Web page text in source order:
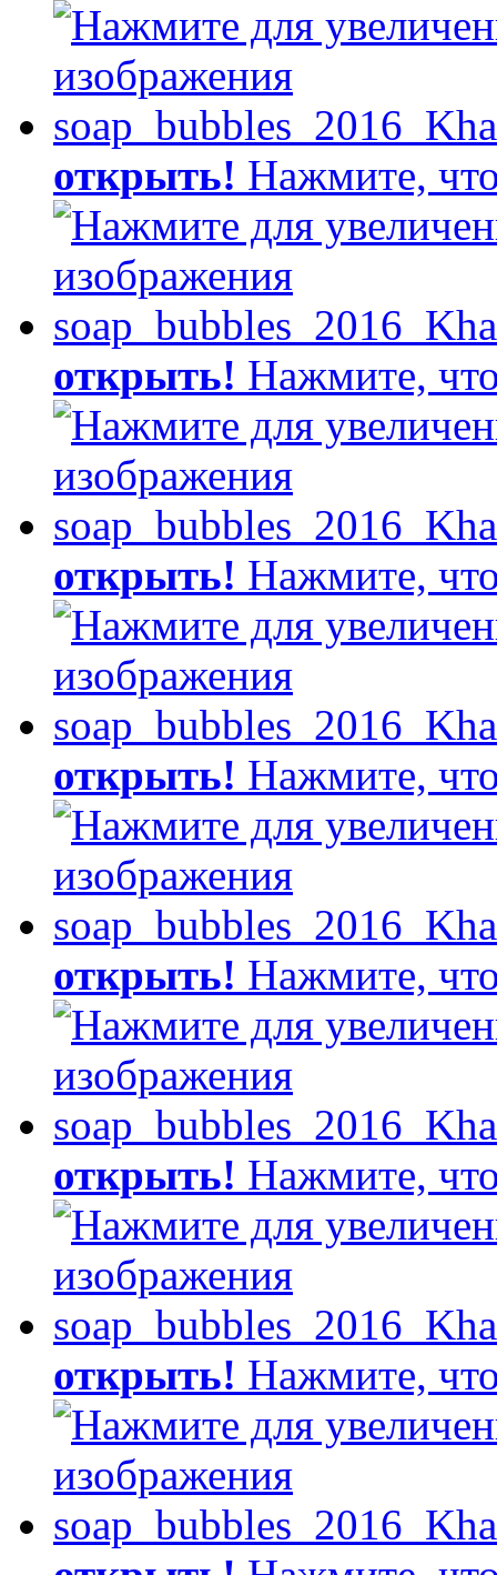
открыть! Нажмите,
открыть! Нажмите,
открыть! Нажмите,
открыть! Нажмите,
открыть! Нажмите,
открыть! Нажмите,
открыть! Нажмите,